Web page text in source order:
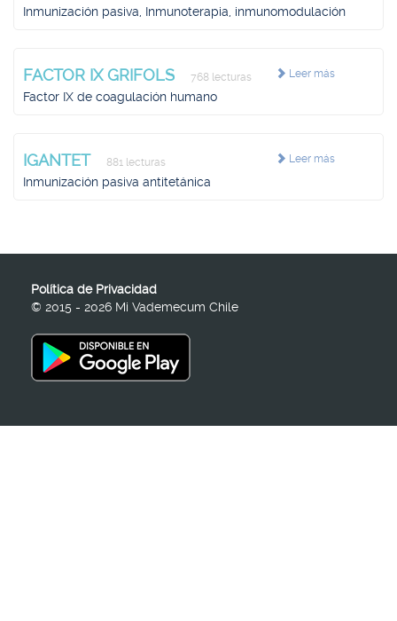
Inmunización pasiva, Inmunoterapia, inmunomodulación
Leer más
FACTOR IX GRIFOLS 768 lecturas
Factor IX de coagulación humano
Leer más
IGANTET 881 lecturas
Inmunización pasiva antitetánica
Política de Privacidad
© 2015 - 2026 Mi Vademecum Chile